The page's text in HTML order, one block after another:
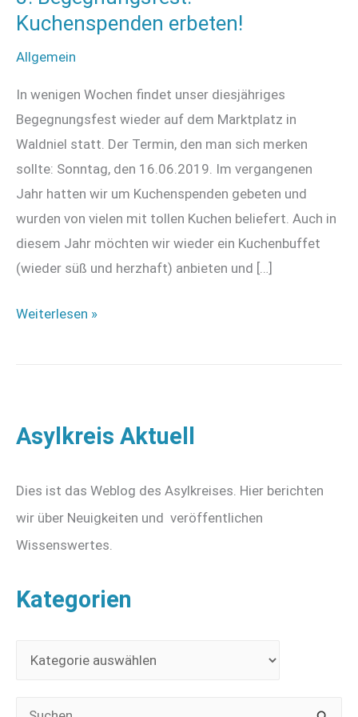
Kuchenspenden erbeten!
Allgemein
In wenigen Wochen findet unser diesjähriges
Begegnungsfest wieder auf dem Marktplatz in
Waldniel statt. Der Termin, den man sich merken
sollte: Sonntag, den 16.06.2019. Im vergangenen
Jahr hatten wir um Kuchenspenden gebeten und
wurden von vielen mit tollen Kuchen beliefert. Auch in
diesem Jahr möchten wir wieder ein Kuchenbuffet
(wieder süß und herzhaft) anbieten und […]
3.
Weiterlesen »
Asylkreis Aktuell
Dies ist das Weblog des Asylkreises. Hier berichten
wir über Neuigkeiten und veröffentlichen
Wissenswertes.
Kategorien